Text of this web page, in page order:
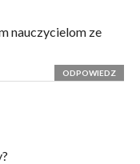
nauczycielom ze
ODPOWIEDZ